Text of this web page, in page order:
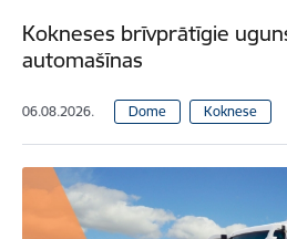
Kokneses brīvprātīgie
automašīnas
06.08.2026. Dome Koknese